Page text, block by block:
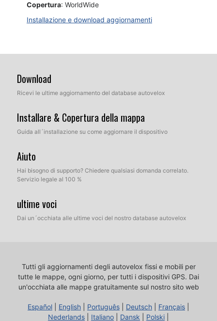
Copertura: WorldWide
Installazione e download aggiornamenti
Download
Ricevi le ultime aggiornamento del database autovelox
Installare & Copertura della mappa
Guida all´installazione su come aggiornare il dispositivo
Aiuto
Hai bisogno di supporto? Chiedere qualsiasi domanda correlato.
Servizio legale al 100 %
ultime voci
Dai un´occhiata alle ultime voci del nostro database autovelox
Tutti gli aggiornamenti degli autovelox fissi e mobili per
tutte le mappe, ogni giorno, per tutti i dispositivi GPS. Dai
un'occhiata alle mappe gratuitamente sul nostro sito web
Español English Português Deutsch Français
Nederlands
Italiano Dansk Polski